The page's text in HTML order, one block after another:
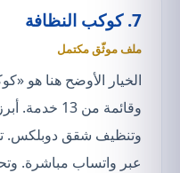
7. كوكب النظافة
ملف موثّق مكتمل
الخيار الأوضح هنا هو
وقائمة من
وتنظيف شقق دوبلكس.
عبر واتساب مباشرة.